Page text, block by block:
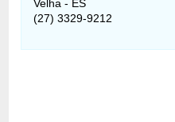
Velha - ES
(27) 3329-9212